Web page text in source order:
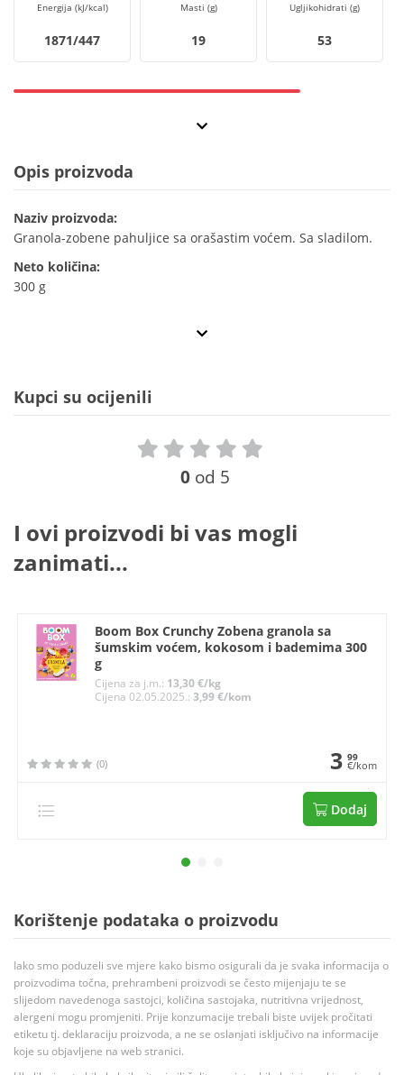
Energija (kJ/kcal)
1871/447
Masti (g)
19
Ugljikohidrati (g)
53
Opis proizvoda
Naziv proizvoda:
Granola-zobene pahuljice sa orašastim voćem. Sa sladilom.
Neto količina:
300 g
Kupci su ocijenili
0 od 5
I ovi proizvodi bi vas mogli
zanimati...
Boom Box Crunchy Zobena granola sa
šumskim voćem, kokosom i bademima 300
g
Cijena za j.m.: 13,30 €/kg
Cijena 02.05.2025.: 3,99 €/kom
(0) 3 99
€/kom
Dodaj
Korištenje podataka o proizvodu
Iako smo poduzeli sve mjere kako bismo osigurali da je svaka informacija o
proizvodima točna, prehrambeni proizvodi se često mijenjaju te se
slijedom navedenoga sastojci, količina sastojaka, nutritivna vrijednost,
alergeni mogu promjeniti. Prije konzumacije trebali biste uvijek pročitati
etiketu tj. deklaraciju proizvoda, a ne se oslanjati isključivo na informacije
koje su objavljene na web stranici.